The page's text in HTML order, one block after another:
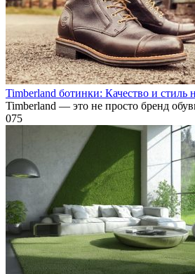
Timberland ботинки: Качество и стиль
Timberland — это не просто бренд
075